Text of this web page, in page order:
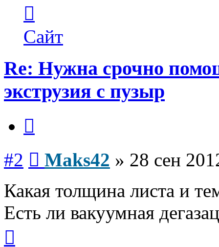
пользователя
Maks42
Сайт
Re: Нужна срочно
экструзия с пузыр
#2 Maks42 » 28 сен
Какая толщина листа и
Есть ли вакуумная
началу